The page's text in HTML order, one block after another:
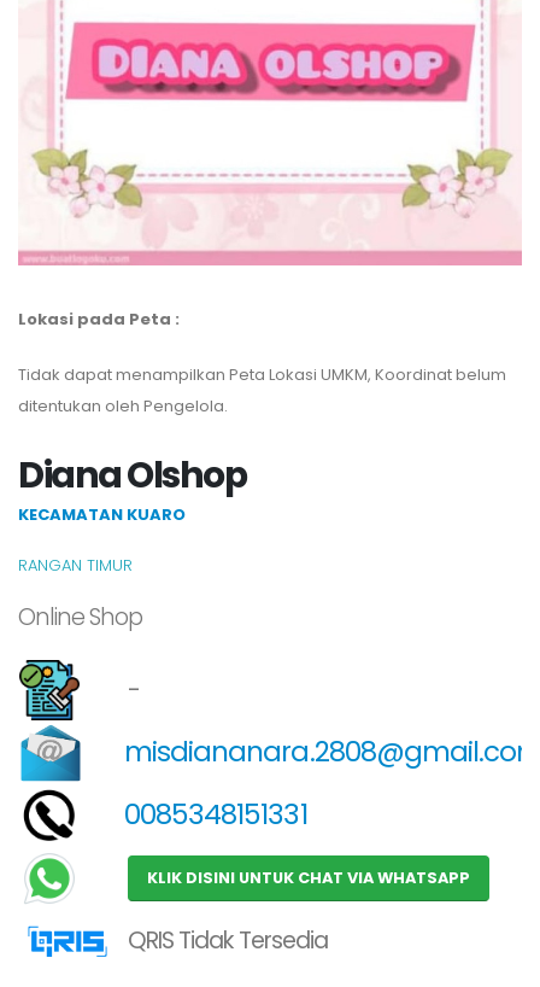
Diana Olshop
KECAMATAN KUARO
RANGAN TIMUR
Online Shop
-
0085348151331
KLIK DISINI UNTUK CHAT VIA WHATSAPP
QRIS Tidak Tersedia
Lokasi pada Peta :
Tidak dapat menampilkan Peta Lokasi UMKM, Koordinat belum
ditentukan oleh Pengelola.